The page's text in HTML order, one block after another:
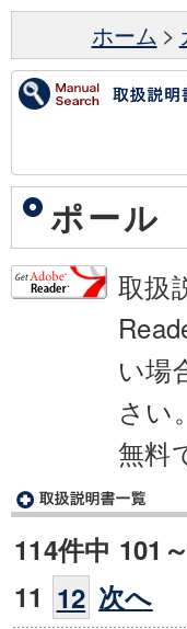
ホーム >
ポール
取扱
い場
さい
無料
114件中 101
11 12 次へ